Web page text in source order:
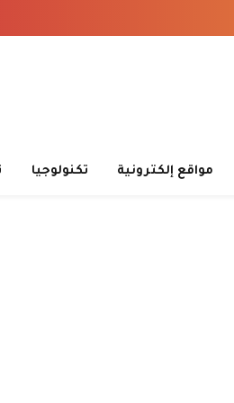
مواقع إلكترونية تكنولوجيا